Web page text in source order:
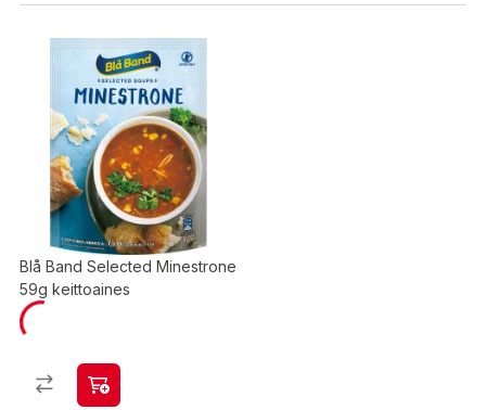
Blå Band Selected Minestrone
59g keittoaines